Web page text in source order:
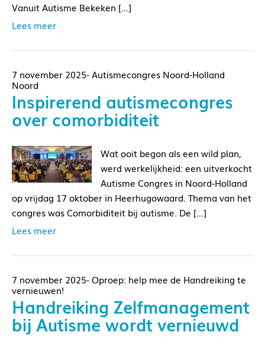
Vanuit Autisme Bekeken […]
Lees meer
7 november 2025- Autismecongres Noord-Holland
Noord
Inspirerend autismecongres
over comorbiditeit
Wat ooit begon als een wild plan,
werd werkelijkheid: een uitverkocht
Autisme Congres in Noord-Holland
op vrijdag 17 oktober in Heerhugowaard. Thema van het
congres was Comorbiditeit bij autisme. De […]
Lees meer
7 november 2025- Oproep: help mee de Handreiking te
vernieuwen!
Handreiking Zelfmanagement
bij Autisme wordt vernieuwd